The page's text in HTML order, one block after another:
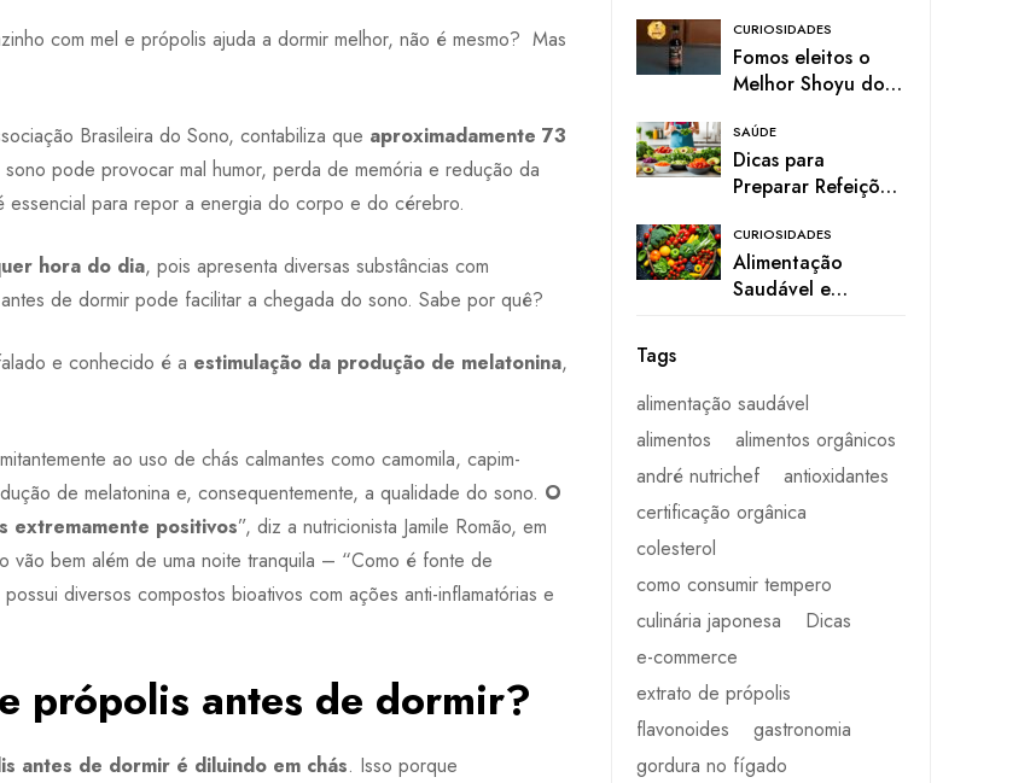
com mel e própolis ajuda a dormir melhor, não é mesmo? Mas
Brasileira do Sono, contabiliza que aproximadamente 73
pode provocar mal humor, perda de memória e redução da
essencial para repor a energia do corpo e do cérebro.
hora do dia, pois apresenta diversas substâncias com
de dormir pode facilitar a chegada do sono. Sabe por quê?
e conhecido é a estimulação da produção de melatonina,
ao uso de chás calmantes como camomila, capim-
de melatonina e, consequentemente, a qualidade do sono. O
extremamente positivos”, diz a nutricionista Jamile Romão, em
vão bem além de uma noite tranquila – “Como é fonte de
diversos compostos bioativos com ações anti-inflamatórias e
própolis antes de dormir?
antes de dormir é diluindo em chás. Isso porque
CURIOSIDADES
Fomos eleitos o
Melhor Shoyu do
Paladar! 🎉
SAÚDE
Dicas para
Preparar Refeições
CURIOSIDADES
Alimentação
Saudável e
Tags
alimentação saudável
alimentos
alimentos orgânicos
andré nutrichef
antioxidantes
certificação orgânica
colesterol
como consumir tempero
culinária japonesa
Dicas
e-commerce
extrato de própolis
flavonoides
gastronomia
gordura no fígado